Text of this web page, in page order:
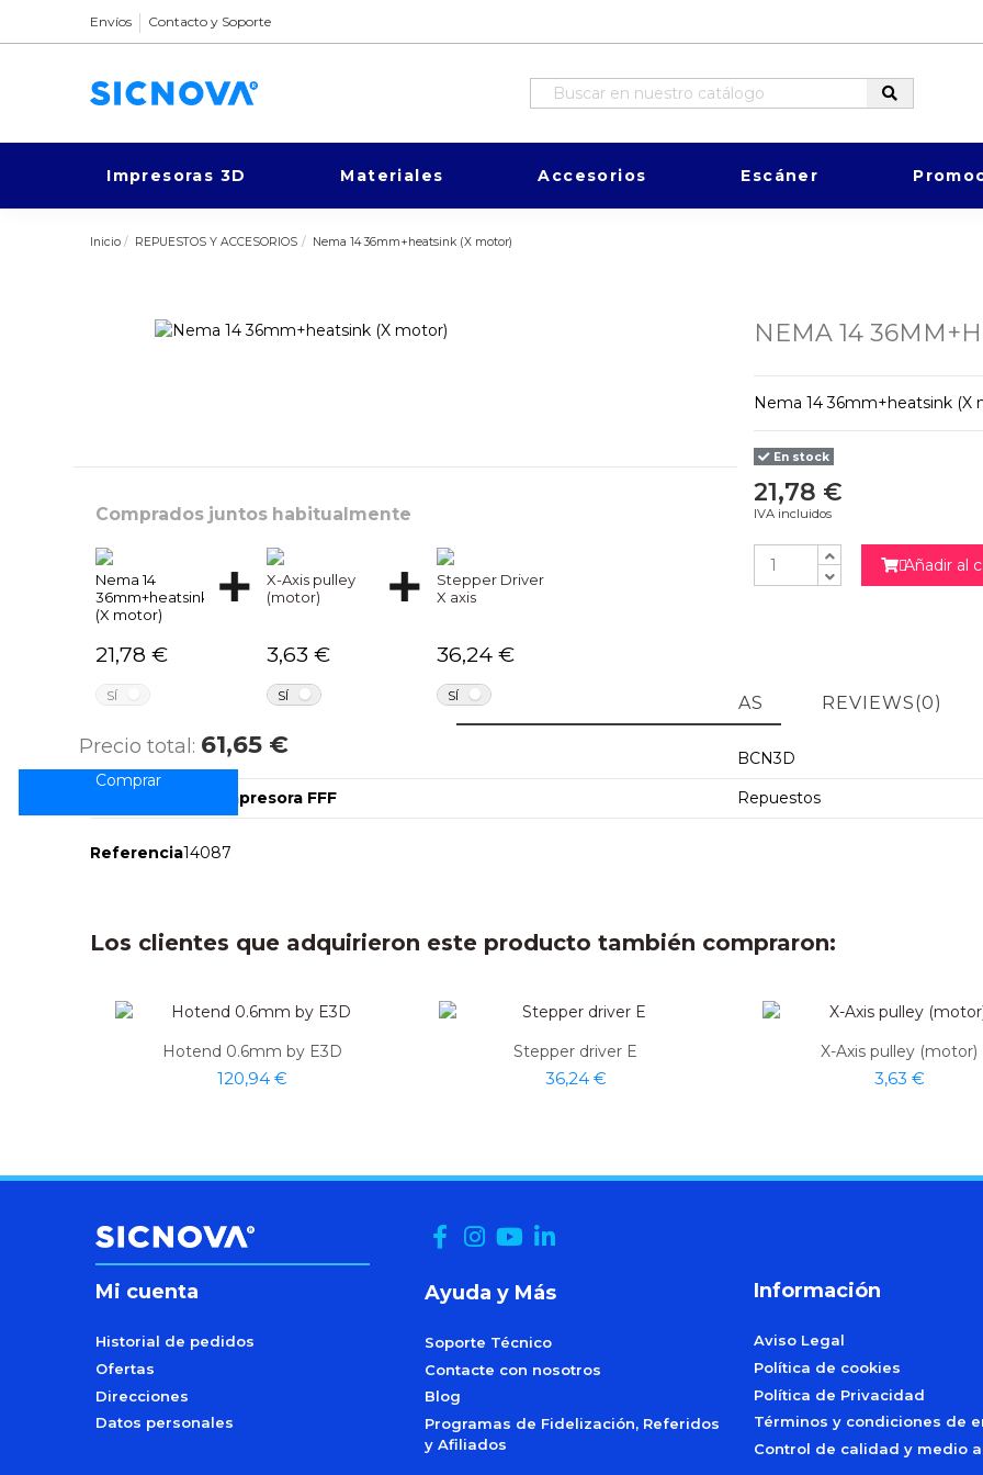
Envíos Contacto y Soporte
Impresoras 3D Materiales Accesorios Escáner
Inicio REPUESTOS Y ACCESORIOS Nema 14 36mm+heatsink (X motor)
NEMA 14
Nema 14 36mm+heatsink (X
En stock
21,78 €
IVA incluidos

Añadir al
Comprados juntos habitualmente
Nema 14
36mm+heatsink
(X motor)
21,78 €
SÍ
X-Axis pulley
(motor)
3,63 €
SÍ
Stepper Driver
X axis
36,24 €
SÍ
Precio total: 61,65 €
CARACTERÍSTICAS TÉCNICAS REVIEWS(0)
Marcas
BCN3D
Accesorio para impresora FFF
Repuestos
Referencia14087
Los clientes que adquirieron este producto también compraron:
Hotend 0.6mm by E3D
120,94 €
Stepper driver E
36,24 €
X-Axis pulley (motor)
3,63 €
Mi cuenta
Historial de pedidos
Ofertas
Direcciones
Datos personales
Ayuda y Más
Soporte Técnico
Contacte con nosotros
Blog
Programas de Fidelización, Referidos
y Afiliados
Información
Aviso Legal
Política de cookies
Política de Privacidad
Términos y condiciones de
Control de calidad y medio